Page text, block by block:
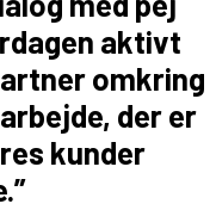
aktivt
omkring
der er
kunder